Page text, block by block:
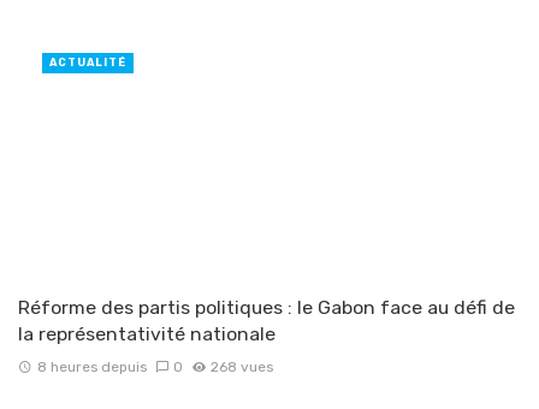
Réforme des partis politiques : le Gabon face au défi de
la représentativité nationale
8 heures depuis 0 268 vues
ACTUALITÉ